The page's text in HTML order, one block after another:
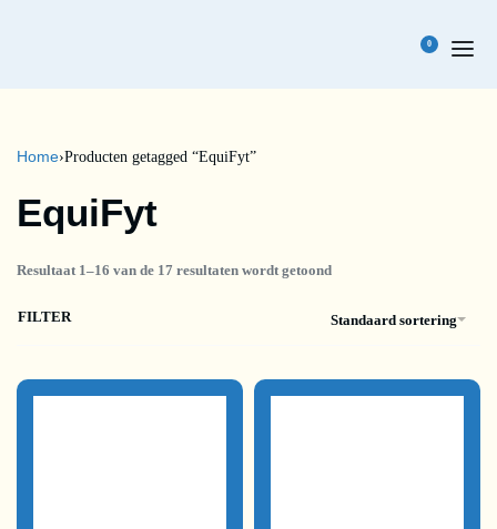
0
Home›Producten getagged “EquiFyt”
EquiFyt
Resultaat 1–16 van de 17 resultaten wordt getoond
Standaard sortering
FILTER